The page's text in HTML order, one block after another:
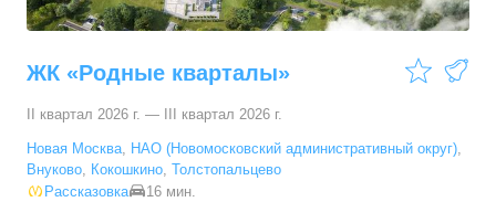
100,1 –100,1м² предложение
ЖК «Родные кварталы»
II квартал 2026 г. — III квартал 2026 г.
Новая Москва, НАО (Новомосковский административный округ),
Внуково, Кокошкино, Толстопальцево
Рассказовка
16 мин.